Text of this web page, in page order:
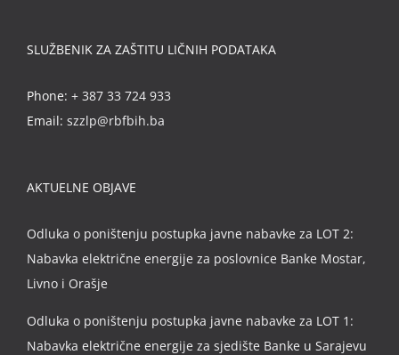
SLUŽBENIK ZA ZAŠTITU LIČNIH PODATAKA
Phone: + 387 33 724 933
Email: szzlp@rbfbih.ba
AKTUELNE OBJAVE
Odluka o poništenju postupka javne nabavke za LOT 2:
Nabavka električne energije za poslovnice Banke Mostar,
Livno i Orašje
Odluka o poništenju postupka javne nabavke za LOT 1:
Nabavka električne energije za sjedište Banke u Sarajevu